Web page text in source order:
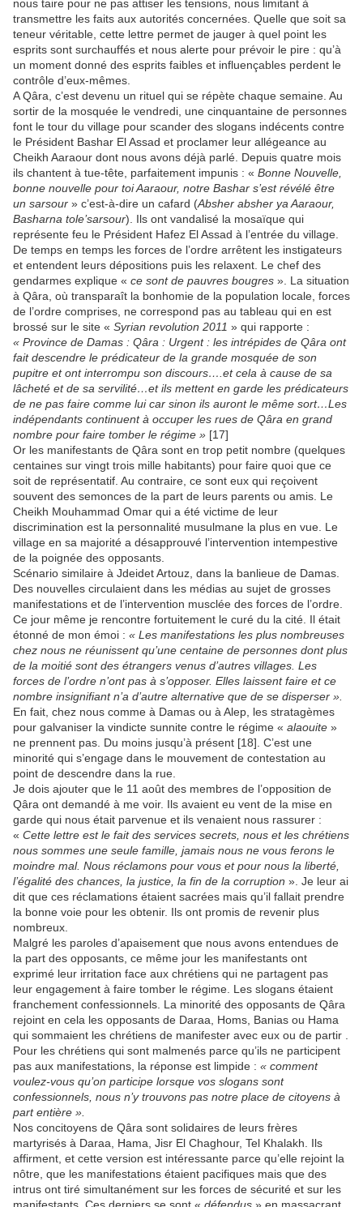
nous taire pour ne pas attiser les tensions, nous limitant à
transmettre les faits aux autorités concernées. Quelle que soit sa
teneur véritable, cette lettre permet de jauger à quel point les
esprits sont surchauffés et nous alerte pour prévoir le pire : qu’à
un moment donné des esprits faibles et influençables perdent le
contrôle d’eux-mêmes.
A Qâra, c’est devenu un rituel qui se répète chaque semaine. Au
sortir de la mosquée le vendredi, une cinquantaine de personnes
font le tour du village pour scander des slogans indécents contre
le Président Bashar El Assad et proclamer leur allégeance au
Cheikh Aaraour dont nous avons déjà parlé. Depuis quatre mois
ils chantent à tue-tête, parfaitement impunis : « Bonne Nouvelle,
bonne nouvelle pour toi Aaraour, notre Bashar s’est révélé être
un sarsour » c’est-à-dire un cafard (Absher absher ya Aaraour,
Basharna tole’sarsour). Ils ont vandalisé la mosaïque qui
représente feu le Président Hafez El Assad à l’entrée du village.
De temps en temps les forces de l’ordre arrêtent les instigateurs
et entendent leurs dépositions puis les relaxent. Le chef des
gendarmes explique « ce sont de pauvres bougres ». La situation
à Qâra, où transparaît la bonhomie de la population locale, forces
de l’ordre comprises, ne correspond pas au tableau qui en est
brossé sur le site « Syrian revolution 2011 » qui rapporte :
« Province de Damas : Qâra : Urgent : les intrépides de Qâra ont
fait descendre le prédicateur de la grande mosquée de son
pupitre et ont interrompu son discours….et cela à cause de sa
lâcheté et de sa servilité…et ils mettent en garde les prédicateurs
de ne pas faire comme lui car sinon ils auront le même sort…Les
indépendants continuent à occuper les rues de Qâra en grand
nombre pour faire tomber le régime » [17]
Or les manifestants de Qâra sont en trop petit nombre (quelques
centaines sur vingt trois mille habitants) pour faire quoi que ce
soit de représentatif. Au contraire, ce sont eux qui reçoivent
souvent des semonces de la part de leurs parents ou amis. Le
Cheikh Mouhammad Omar qui a été victime de leur
discrimination est la personnalité musulmane la plus en vue. Le
village en sa majorité a désapprouvé l’intervention intempestive
de la poignée des opposants.
Scénario similaire à Jdeidet Artouz, dans la banlieue de Damas.
Des nouvelles circulaient dans les médias au sujet de grosses
manifestations et de l’intervention musclée des forces de l’ordre.
Ce jour même je rencontre fortuitement le curé du la cité. Il était
étonné de mon émoi : « Les manifestations les plus nombreuses
chez nous ne réunissent qu’une centaine de personnes dont plus
de la moitié sont des étrangers venus d’autres villages. Les
forces de l’ordre n’ont pas à s’opposer. Elles laissent faire et ce
nombre insignifiant n’a d’autre alternative que de se disperser ».
En fait, chez nous comme à Damas ou à Alep, les stratagèmes
pour galvaniser la vindicte sunnite contre le régime « alaouite »
ne prennent pas. Du moins jusqu’à présent [18]. C’est une
minorité qui s’engage dans le mouvement de contestation au
point de descendre dans la rue.
Je dois ajouter que le 11 août des membres de l’opposition de
Qâra ont demandé à me voir. Ils avaient eu vent de la mise en
garde qui nous était parvenue et ils venaient nous rassurer :
« Cette lettre est le fait des services secrets, nous et les chrétiens
nous sommes une seule famille, jamais nous ne vous ferons le
moindre mal. Nous réclamons pour vous et pour nous la liberté,
l’égalité des chances, la justice, la fin de la corruption ». Je leur ai
dit que ces réclamations étaient sacrées mais qu’il fallait prendre
la bonne voie pour les obtenir. Ils ont promis de revenir plus
nombreux.
Malgré les paroles d’apaisement que nous avons entendues de
la part des opposants, ce même jour les manifestants ont
exprimé leur irritation face aux chrétiens qui ne partagent pas
leur engagement à faire tomber le régime. Les slogans étaient
franchement confessionnels. La minorité des opposants de Qâra
rejoint en cela les opposants de Daraa, Homs, Banias ou Hama
qui sommaient les chrétiens de manifester avec eux ou de partir .
Pour les chrétiens qui sont malmenés parce qu’ils ne participent
pas aux manifestations, la réponse est limpide : « comment
voulez-vous qu’on participe lorsque vos slogans sont
confessionnels, nous n’y trouvons pas notre place de citoyens à
part entière ».
Nos concitoyens de Qâra sont solidaires de leurs frères
martyrisés à Daraa, Hama, Jisr El Chaghour, Tel Khalakh. Ils
affirment, et cette version est intéressante parce qu’elle rejoint la
nôtre, que les manifestations étaient pacifiques mais que des
intrus ont tiré simultanément sur les forces de sécurité et sur les